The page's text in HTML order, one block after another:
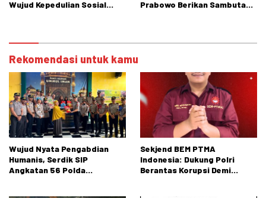
Wujud Kepedulian Sosial
Prabowo Berikan Sambutan
Rekomendasi untuk kamu
Wujud Nyata Pengabdian
Humanis, Serdik SIP
Angkatan 56 Polda
Sekjend BEM PTMA
Indonesia: Dukung Polri
Berantas Korupsi Demi